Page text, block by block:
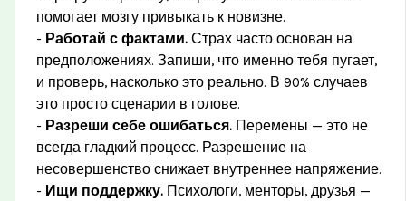
помогает мозгу привыкать к новизне.
- Работай с фактами. Страх часто основан на
предположениях. Запиши, что именно тебя пугает,
и проверь, насколько это реально. В 90% случаев
это просто сценарии в голове.
- Разреши себе ошибаться. Перемены — это не
всегда гладкий процесс. Разрешение на
несовершенство снижает внутреннее напряжение.
- Ищи поддержку. Психологи, менторы, друзья —